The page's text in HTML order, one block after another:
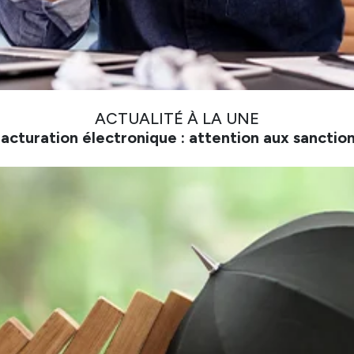
ACTUALITÉ À LA UNE
électronique : attention aux